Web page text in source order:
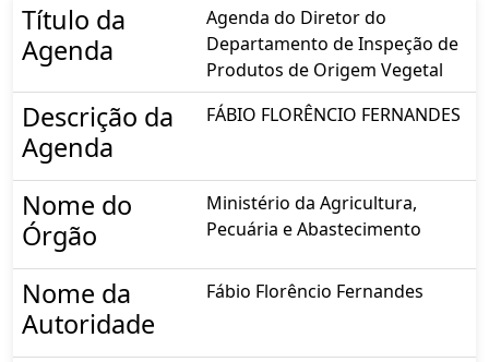
Título da
Agenda
Agenda do Diretor do
Departamento de Inspeção de
Produtos de Origem Vegetal
Descrição da
Agenda
FÁBIO FLORÊNCIO FERNANDES
Nome do
Órgão
Ministério da Agricultura,
Pecuária e Abastecimento
Nome da
Autoridade
Fábio Florêncio Fernandes